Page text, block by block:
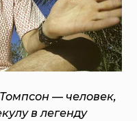
— человек,
в легенду